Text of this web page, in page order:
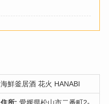
海鮮釜居酒 花火 HANABI